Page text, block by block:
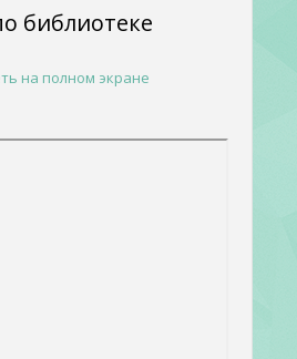
библиотеке
на полном экране